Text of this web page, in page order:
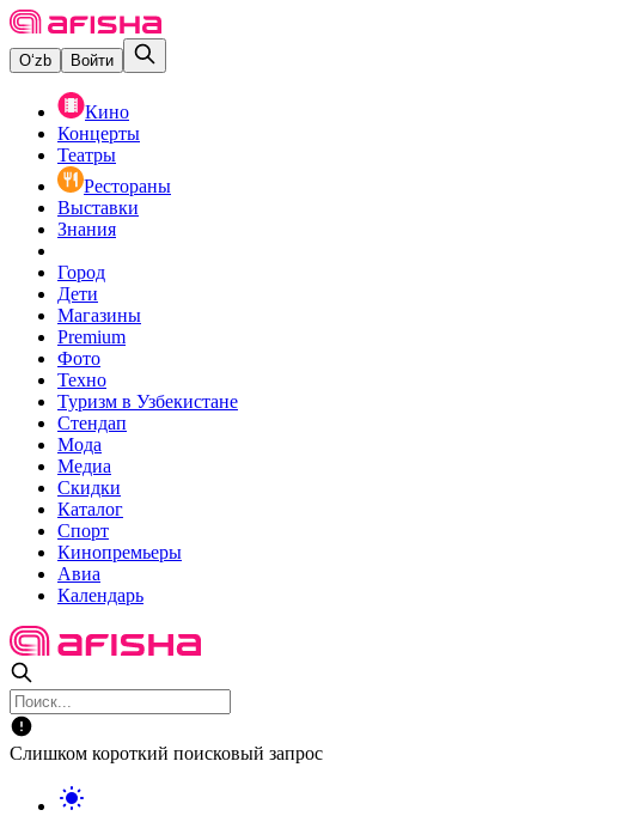
O‘zb Войти
Кино
Концерты
Театры
Рестораны
Выставки
Знания
Город
Дети
Магазины
Premium
Фото
Техно
Туризм в Узбекистане
Стендап
Мода
Медиа
Скидки
Каталог
Спорт
Кинопремьеры
Авиа
Календарь
Слишком короткий поисковый запрос